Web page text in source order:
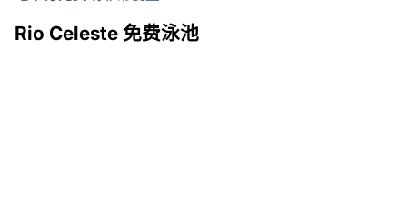
Rio Celeste 免费泳池